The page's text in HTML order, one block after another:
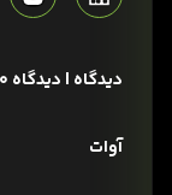
دیدگاه | دیدگاه 360
آوات